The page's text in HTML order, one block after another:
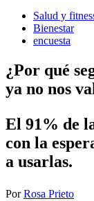
Salud y
Bienestar
encuesta
¿Por qué
ya no nos
El 91% de
con la
a usarlas.​
PorRosa Prieto